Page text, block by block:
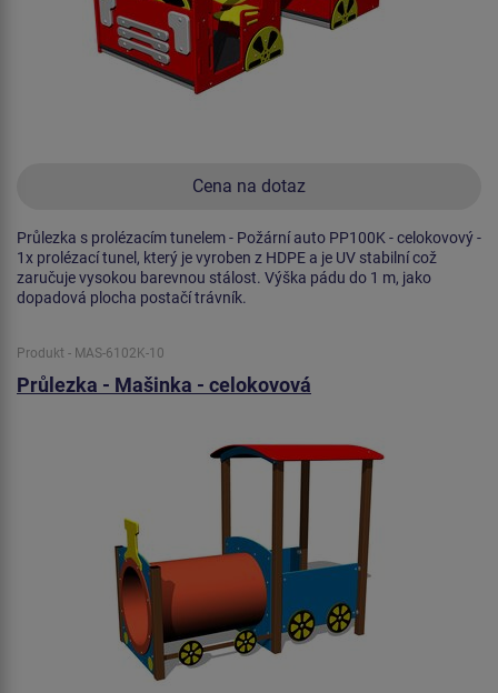
Cena na dotaz
Průlezka s prolézacím tunelem - Požární auto PP100K - celokovový -
1x prolézací tunel, který je vyroben z HDPE a je UV stabilní což
zaručuje vysokou barevnou stálost. Výška pádu do 1 m, jako
dopadová plocha postačí trávník.
Produkt - MAS-6102K-10
Průlezka - Mašinka - celokovová